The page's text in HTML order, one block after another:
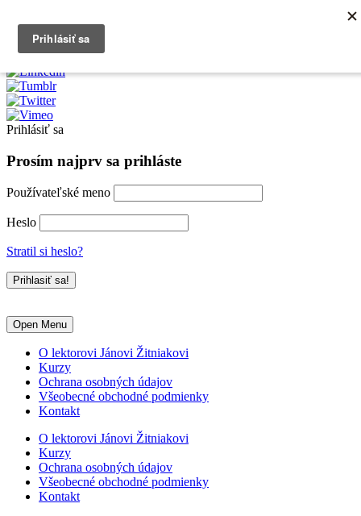
Prihlásiť sa
Prosím najprv sa prihláste
Používateľské meno
Heslo
Stratil si heslo?
Open Menu
O lektorovi Jánovi Žitniakovi
Kurzy
Ochrana osobných údajov
Všeobecné obchodné podmienky
Kontakt
O lektorovi Jánovi Žitniakovi
Kurzy
Ochrana osobných údajov
Všeobecné obchodné podmienky
Kontakt